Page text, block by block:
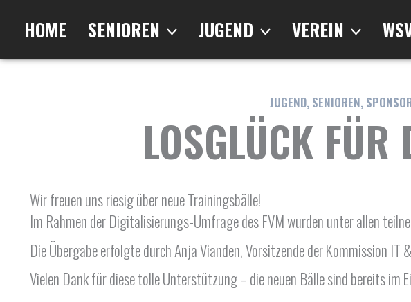
springenHOME SENIOREN JUGEND VEREIN
JUGEND, SENIOREN,
LOSGLÜCK FÜR
Wir freuen uns riesig über neue Trainingsbälle!
Im Rahmen der Digitalisierungs-Umfrage des FVM wurden unter allen
Die Übergabe erfolgte durch Anja Vianden, Vorsitzende der Kommission
Vielen Dank für diese tolle Unterstützung – die neuen Bälle sind bereits im